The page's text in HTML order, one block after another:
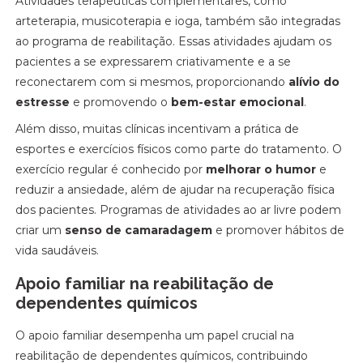
arteterapia, musicoterapia e ioga, também são integradas
ao programa de reabilitação. Essas atividades ajudam os
pacientes a se expressarem criativamente e a se
reconectarem com si mesmos, proporcionando alívio do
estresse e promovendo o bem-estar emocional.
Além disso, muitas clínicas incentivam a prática de
esportes e exercícios físicos como parte do tratamento. O
exercício regular é conhecido por melhorar o humor e
reduzir a ansiedade, além de ajudar na recuperação física
dos pacientes. Programas de atividades ao ar livre podem
criar um senso de camaradagem e promover hábitos de
vida saudáveis.
Apoio familiar na reabilitação de
dependentes químicos
O apoio familiar desempenha um papel crucial na
reabilitação de dependentes químicos, contribuindo